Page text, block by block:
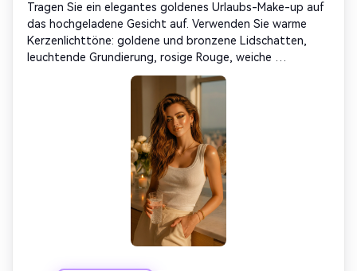
Tragen Sie ein elegantes goldenes Urlaubs-Make-up auf
das hochgeladene Gesicht auf. Verwenden Sie warme
Kerzenlichttöne: goldene und bronzene Lidschatten,
leuchtende Grundierung, rosige Rouge, weiche
korallenfarbene Lippen und strahlende Highlights. Die
Beleuchtung sollte ähnlich wie die leuchtenden Kerzen
beim Weihnachtsessen sein. Gemütlich, romantisch,
Premium-Look, realistische Urlaubsporträts.